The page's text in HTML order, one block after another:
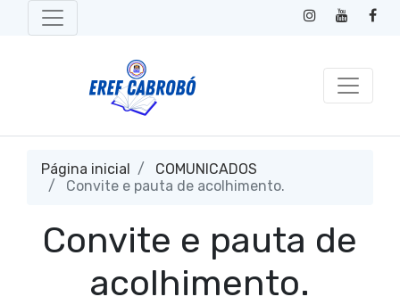
Página inicial
COMUNICADOS
Convite e pauta de acolhimento.
Convite e pauta de
acolhimento.